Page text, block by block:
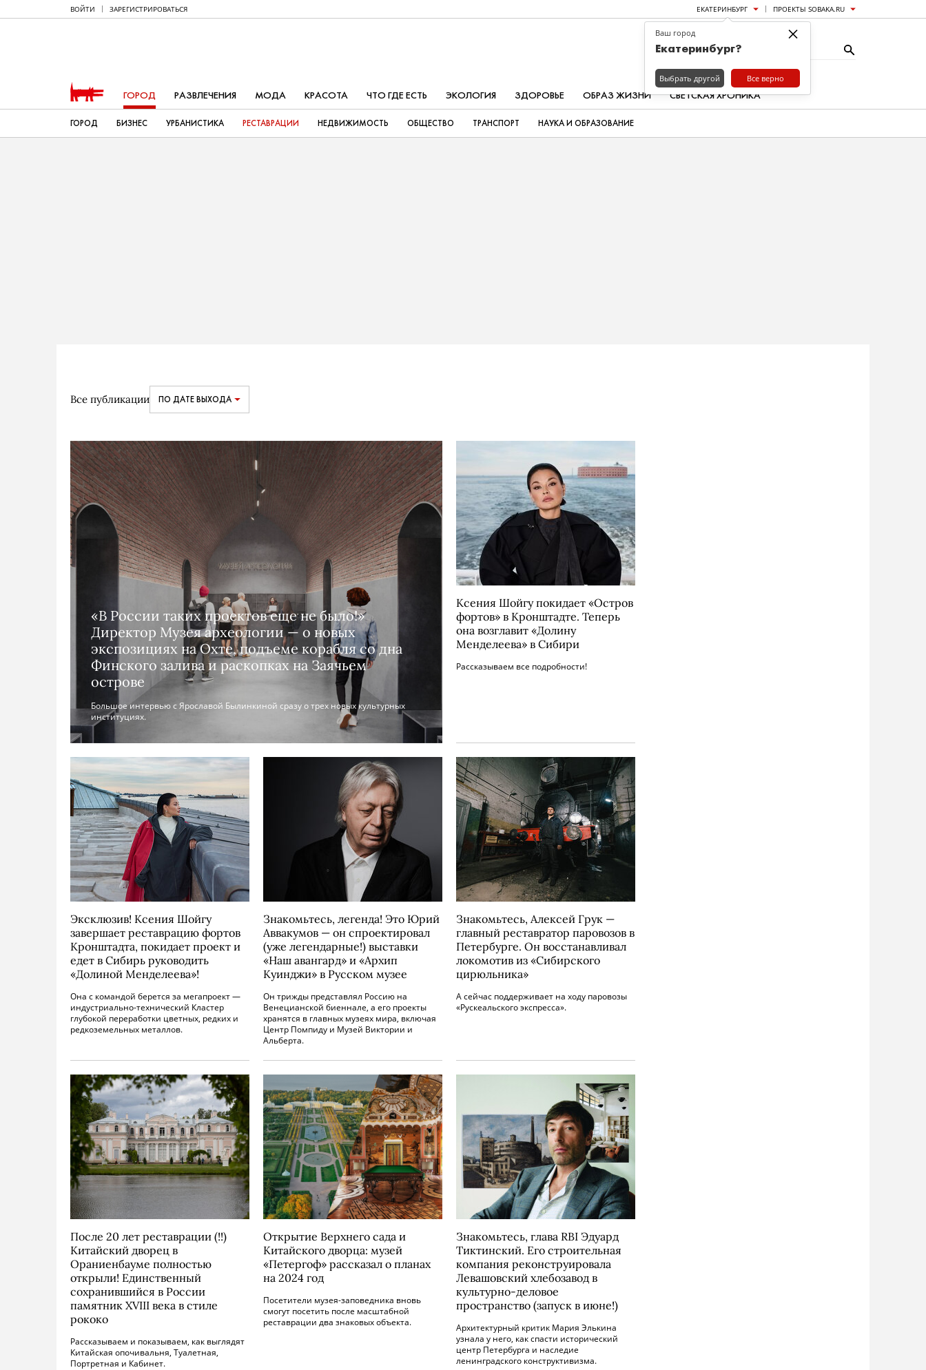
ВОЙТИ ЗАРЕГИСТРИРОВАТЬСЯ ЕКАТЕРИНБУРГ ПРОЕКТЫ SOBAKA.RU
ГОРОД РАЗВЛЕЧЕНИЯ МОДА КРАСОТА ЧТО ГДЕ ЕСТЬ ЭКОЛОГИЯ ЗДОРОВЬЕ ОБРАЗ ЖИЗНИ СВЕТСКАЯ ХРОНИКА
ГОРОД БИЗНЕС УРБАНИСТИКА РЕСТАВРАЦИИ НЕДВИЖИМОСТЬ ОБЩЕСТВО ТРАНСПОРТ НАУКА И ОБРАЗОВАНИЕ
Все публикации ПО ДАТЕ ВЫХОДА
«В России таких проектов еще не было!»
Директор Музея археологии — о новых
экспозициях на Охте, подъеме корабля со дна
Финского залива и раскопках на Заячьем
острове
Большое интервью с Ярославой Былинкиной сразу о трех новых культурных
институциях.
Ксения Шойгу покидает «Остров
фортов» в Кронштадте. Теперь
она возглавит «Долину
Менделеева» в Сибири
Рассказываем все подробности!
Эксклюзив! Ксения Шойгу
завершает реставрацию фортов
Кронштадта, покидает проект и
едет в Сибирь руководить
«Долиной Менделеева»!
Она с командой берется за мегапроект —
индустриально-технический Кластер
глубокой переработки цветных, редких и
редкоземельных металлов.
Знакомьтесь, легенда! Это Юрий
Аввакумов — он спроектировал
(уже легендарные!) выставки
«Наш авангард» и «Архип
Куинджи» в Русском музее
Он трижды представлял Россию на
Венецианской биеннале, а его проекты
хранятся в главных музеях мира, включая
Центр Помпиду и Музей Виктории и
Альберта.
Знакомьтесь, Алексей Грук —
главный реставратор паровозов в
Петербурге. Он восстанавливал
локомотив из «Сибирского
цирюльника»
А сейчас поддерживает на ходу паровозы
«Рускеальского экспресса».
После 20 лет реставрации (!!)
Китайский дворец в
Ораниенбауме полностью
открыли! Единственный
сохранившийся в России
памятник XVIII века в стиле
рококо
Рассказываем и показываем, как выглядят
Китайская опочивальня, Туалетная,
Портретная и Кабинет.
Открытие Верхнего сада и
Китайского дворца: музей
«Петергоф» рассказал о планах
на 2024 год
Посетители музея-заповедника вновь
смогут посетить после масштабной
реставрации два знаковых объекта.
Знакомьтесь, глава RBI Эдуард
Тиктинский. Его строительная
компания реконструировала
Левашовский хлебозавод в
культурно-деловое
пространство (запуск в июне!)
Архитектурный критик Мария Элькина
узнала у него, как спасти исторический
центр Петербурга и наследие
ленинградского конструктивизма.
×
Ваш город
Екатеринбург?
Выбрать другой Все верно